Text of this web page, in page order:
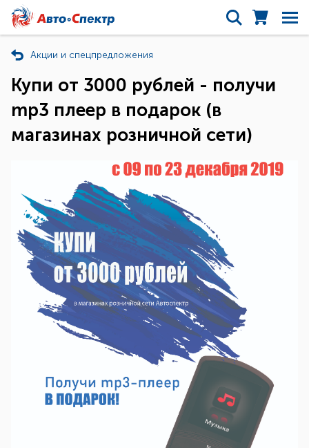
Акции и спецпредложения
Купи от 3000 рублей - получи
mp3 плеер в подарок (в
магазинах розничной сети)